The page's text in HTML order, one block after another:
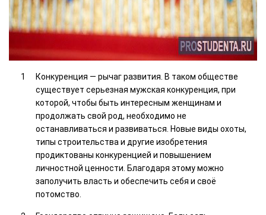
Конкуренция — рычаг развития. В таком обществе
существует серьезная мужская конкуренция, при
которой, чтобы быть интересным женщинам и
продолжать свой род, необходимо не
останавливаться и развиваться. Новые виды охоты,
типы строительства и другие изобретения
продиктованы конкуренцией и повышением
личностной ценности. Благодаря этому можно
заполучить власть и обеспечить себя и своё
потомство.